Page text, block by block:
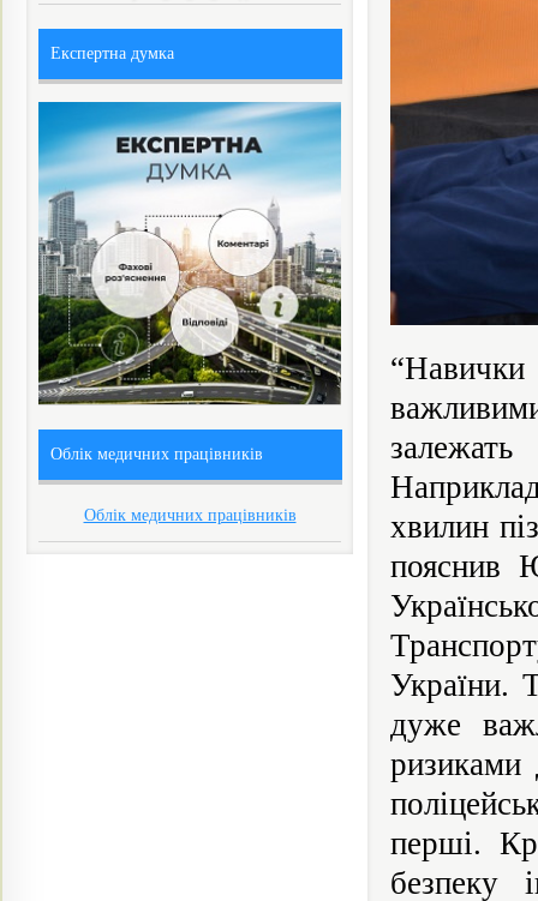
хвилин
пояснив
України.
дуже
перші.
безпеку
Експертна думка
Облік медичних працівників
Облік медичних працівників